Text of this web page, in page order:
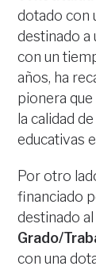
dotado con
destinado a
con un
años, ha
pionera
la calidad
educativas
Por otro
financiado
destinado
Grado/
con una